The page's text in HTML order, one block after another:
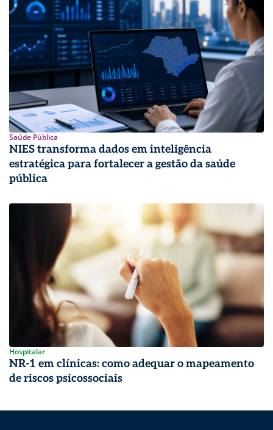
Saúde Pública
NIES transforma dados em inteligência
estratégica para fortalecer a gestão da saúde
pública
Hospitalar
NR-1 em clínicas: como adequar o mapeamento
de riscos psicossociais